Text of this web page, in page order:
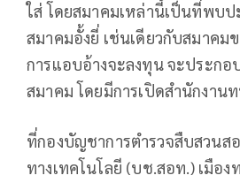
ใส่ โดยสมาคมเหล่านี้เป็นที่พบ
สมาคมอั้งยี่ เช่นเดียวกับสมาคม
การแอบอ้างจะลงทุน จะประกอ
สมาคม โดยมีการเปิดสำนักงาน
ที่กองบัญชาการตำรวจสืบสวนส
ทางเทคโนโลยี (บช.สอท.) เมือง